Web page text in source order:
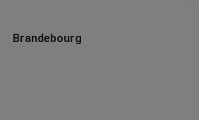
Brandebourg